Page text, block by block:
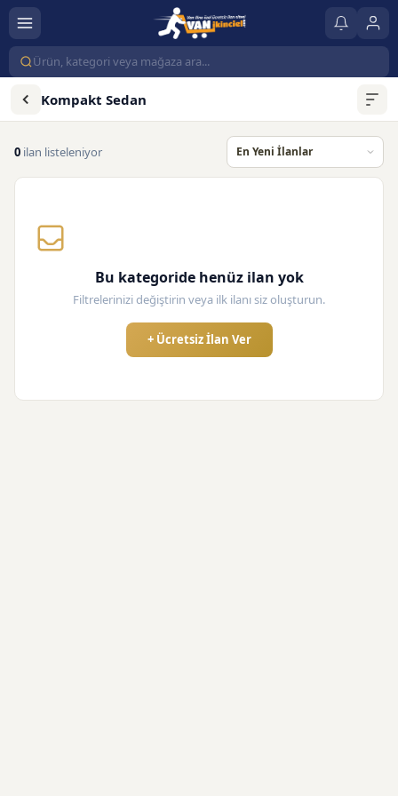
Kompakt Sedan
0 ilan listeleniyor
Bu kategoride henüz ilan yok
Filtrelerinizi değiştirin veya ilk ilanı siz oluşturun.
+ Ücretsiz İlan Ver